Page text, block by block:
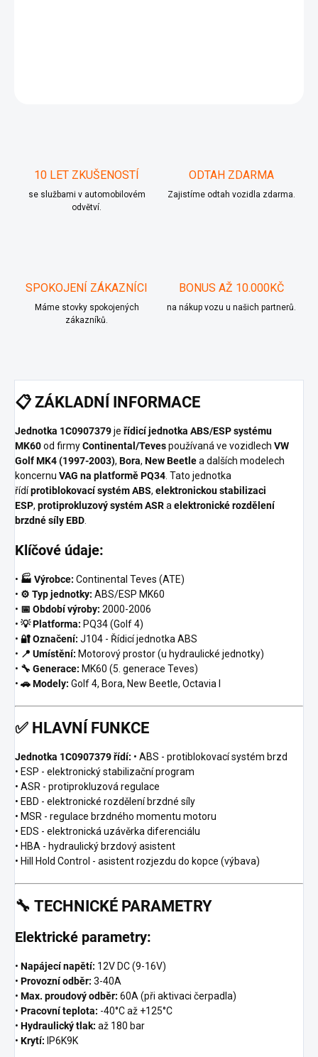
10 LET ZKUŠENOSTÍ
se službami v automobilovém
odvětví.
ODTAH ZDARMA
Zajistíme odtah vozidla zdarma.
SPOKOJENÍ ZÁKAZNÍCI
Máme stovky spokojených
zákazníků.
BONUS AŽ 10.000KČ
na nákup vozu u našich partnerů.
📋 ZÁKLADNÍ INFORMACE
Jednotka 1C0907379je řídicí jednotka ABS/ESP systému
MK60od firmyContinental/Tevespoužívaná ve vozidlech VW
Golf MK4 (1997-2003), Bora, New Beetlea dalších modelech
koncernu VAG na platformě PQ34 . Tato jednotka
řídíprotiblokovací systém ABS, elektronickou stabilizaci
ESP, protiprokluzový systém ASRa elektronické rozdělení
brzdné síly EBD
Klíčové údaje:
• 🏭 Výrobce: Continental Teves (ATE)
• ⚙️ Typ jednotky: ABS/ESP MK60
• 📅 Období výroby: 2000-2006
• 💡 Platforma: PQ34 (Golf 4)
• 🔐 Označení: J104 - Řídicí jednotka ABS
• 📍 Umístění: Motorový prostor (u hydraulické jednotky)
• 🔧 Generace: MK60 (5. generace Teves)
• 🚗 Modely: Golf 4, Bora, New Beetle, Octavia I
✅ HLAVNÍ FUNKCE
Jednotka 1C0907379 řídí: • ABS - protiblokovací systém brzd
• ESP - elektronický stabilizační program
• ASR - protiprokluzová regulace
• EBD - elektronické rozdělení brzdné síly
• MSR - regulace brzdného momentu motoru
• EDS - elektronická uzávěrka diferenciálu
• HBA - hydraulický brzdový asistent
• Hill Hold Control - asistent rozjezdu do kopce (výbava)
🔧 TECHNICKÉ PARAMETRY
Elektrické parametry:
• Napájecí napětí: 12V DC (9-16V)
• Provozní odběr: 3-40A
• Max. proudový odběr: 60A (při aktivaci čerpadla)
• Pracovní teplota: -40°C až +125°C
• Hydraulický tlak: až 180 bar
• Krytí: IP6K9K